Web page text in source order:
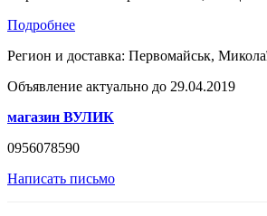
Подробнее
Регион и доставка: Первомайськ,
Объявление актуально до 29.04.2019
магазин ВУЛИК
0956078590
Написать письмо